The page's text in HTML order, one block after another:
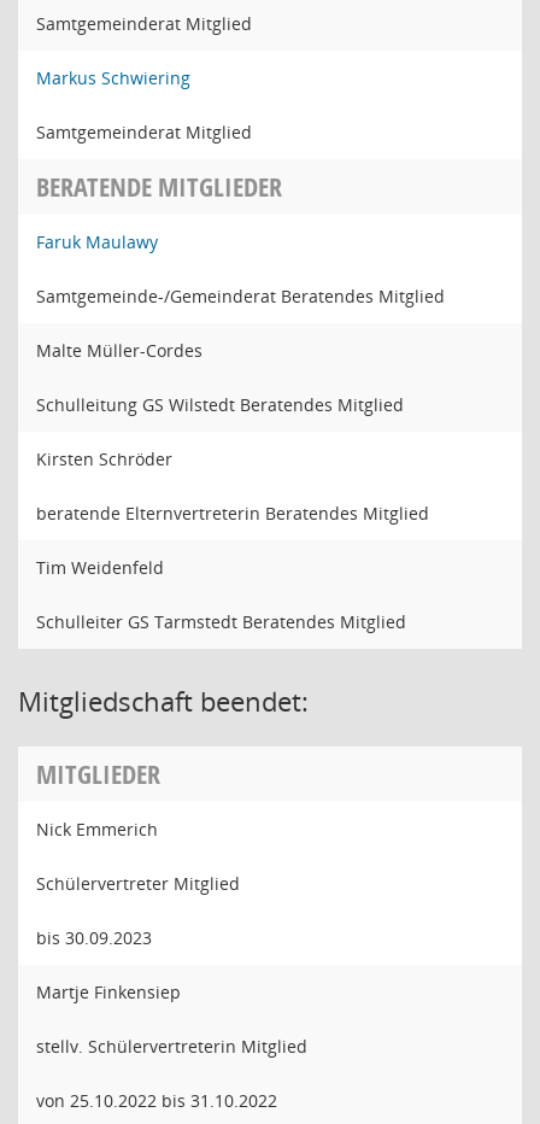
Samtgemeinderat Mitglied
Markus Schwiering
Samtgemeinderat Mitglied
BERATENDE MITGLIEDER
Faruk Maulawy
Samtgemeinde-/Gemeinderat Beratendes Mitglied
Malte Müller-Cordes
Schulleitung GS Wilstedt Beratendes Mitglied
Kirsten Schröder
beratende Elternvertreterin Beratendes Mitglied
Tim Weidenfeld
Schulleiter GS Tarmstedt Beratendes Mitglied
Mitgliedschaft beendet:
MITGLIEDER
Nick Emmerich
Schülervertreter Mitglied
bis 30.09.2023
Martje Finkensiep
stellv. Schülervertreterin Mitglied
von 25.10.2022 bis 31.10.2022